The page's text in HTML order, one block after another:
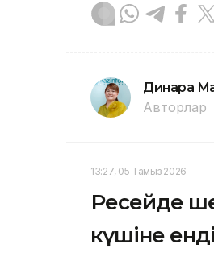
Динара
Авторлар
13:27, 05 Тамыз 2026
Ресейде
күшіне енді